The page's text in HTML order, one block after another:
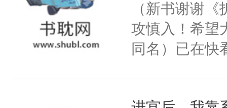
（新书谢谢
攻慎入！希望
同名）已在快